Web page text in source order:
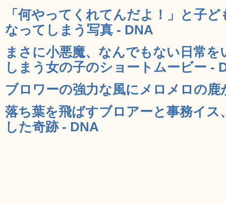
「何やってくれてんだよ！」と子
なってしまう写真 - DNA
まさに小悪魔、なんでもない日常
しまう女の子のショートムービー -
ブロワーの強力な風にメロメロの
落ち葉を飛ばすブロアーと事務イス
した奇跡 - DNA